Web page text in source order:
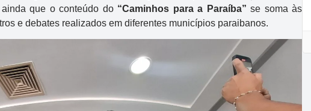
que o conteúdo do “Caminhos para a Paraíba” se soma às
e debates realizados em diferentes municípios paraibanos.